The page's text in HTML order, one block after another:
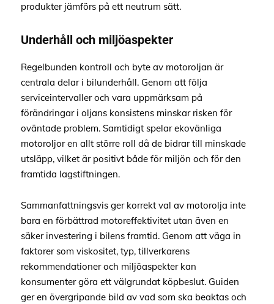
produkter jämförs på ett neutrum sätt.
Underhåll och miljöaspekter
Regelbunden kontroll och byte av motoroljan är
centrala delar i bilunderhåll. Genom att följa
serviceintervaller och vara uppmärksam på
förändringar i oljans konsistens minskar risken för
oväntade problem. Samtidigt spelar ekovänliga
motoroljor en allt större roll då de bidrar till minskade
utsläpp, vilket är positivt både för miljön och för den
framtida lagstiftningen.
Sammanfattningsvis ger korrekt val av motorolja inte
bara en förbättrad motoreffektivitet utan även en
säker investering i bilens framtid. Genom att väga in
faktorer som viskositet, typ, tillverkarens
rekommendationer och miljöaspekter kan
konsumenter göra ett välgrundat köpbeslut. Guiden
ger en övergripande bild av vad som ska beaktas och